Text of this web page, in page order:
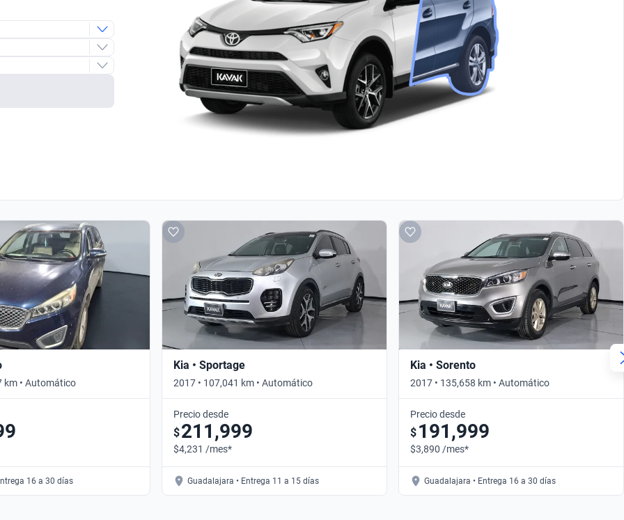
km • Automático
16 a 30 días
Kia • Sportage
2017 • 107,041 km • Automático
Precio desde
$211,999
$4,231 /mes*
Guadalajara • Entrega 11 a 15 días
Kia • Sorento
2017 • 135,658 km • Automático
Precio desde
$ 191,999
$3,890 /mes*
Guadalajara • Entrega 16 a 30 días